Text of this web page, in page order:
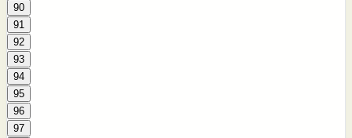
90
91
92
93
94
95
96
97